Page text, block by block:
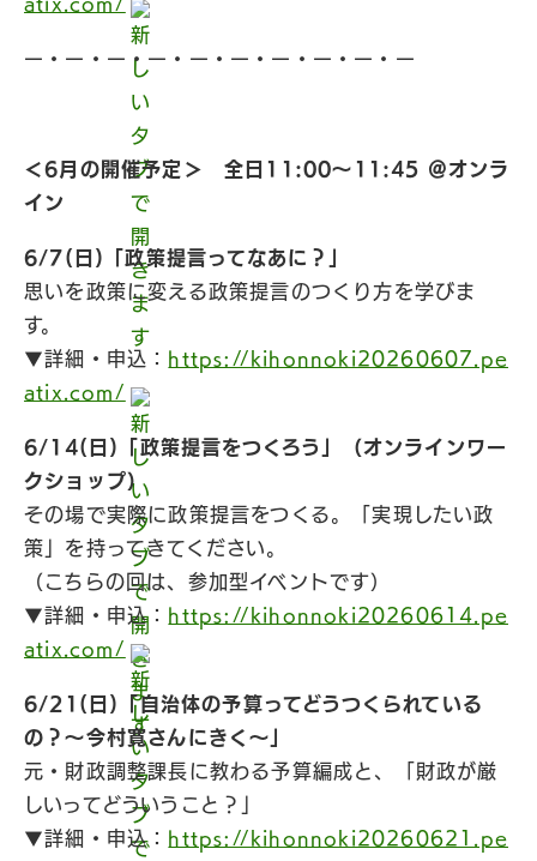
ー・ー・ー・ー・ー・ー・ー・ー・ー・ー
＜6月の開催予定＞ 全日11:00〜11:45 ＠オンラ
イン
6/7(日)「政策提言ってなあに？」
思いを政策に変える政策提言のつくり方を学びま
す。
▼詳細・申込： https://kihonnoki20260607.pe
atix.com/
6/14(日)「政策提言をつくろう」（オンラインワー
クショップ）
その場で実際に政策提言をつくる。「実現したい政
策」を持ってきてください。
（こちらの回は、参加型イベントです）
▼詳細・申込： https://kihonnoki20260614.pe
atix.com/
6/21(日)「自治体の予算ってどうつくられている
の？〜今村寛さんにきく〜」
元・財政調整課長に教わる予算編成と、「財政が厳
しいってどういうこと？」
▼詳細・申込： https://kihonnoki20260621.pe